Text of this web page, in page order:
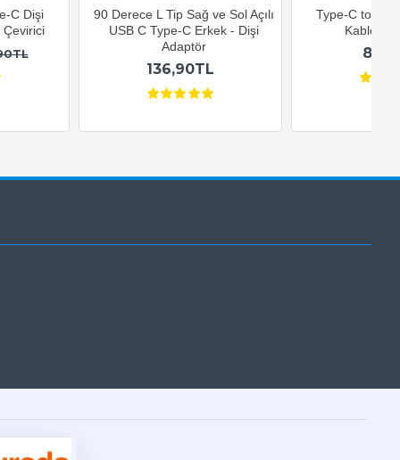
C Dişi
90 Derece L Tip Sağ ve Sol Açılı
USB C Type-C Erkek - Dişi
Adaptör
136,90TL
Type-C to
Kablosu